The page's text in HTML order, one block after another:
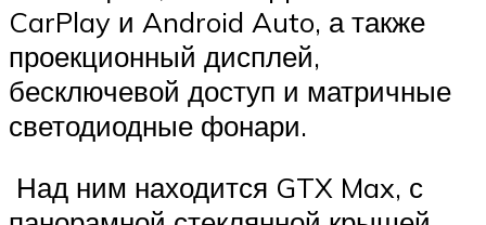
CarPlay и Android Auto, а также
проекционный дисплей,
бесключевой доступ и матричные
светодиодные фонари.
Над ним находится GTX Max, с